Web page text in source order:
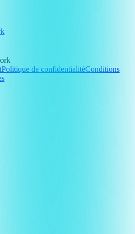
Politique de confidentialitéConditions